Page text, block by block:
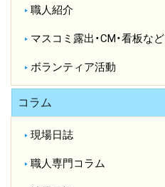
職人紹介
マスコミ露出・CM・看板など
ボランティア活動
コラム
現場日誌
職人専門コラム